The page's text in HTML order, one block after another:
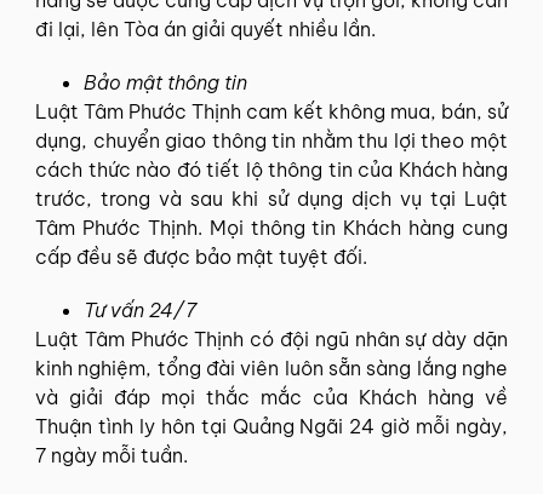
đi lại, lên Tòa án giải quyết nhiều lần.
Bảo mật thông tin
Luật Tâm Phước Thịnh cam kết không mua, bán, sử
dụng, chuyển giao thông tin nhằm thu lợi theo một
cách thức nào đó tiết lộ thông tin của Khách hàng
trước, trong và sau khi sử dụng dịch vụ tại Luật
Tâm Phước Thịnh. Mọi thông tin Khách hàng cung
cấp đều sẽ được bảo mật tuyệt đối.
Tư vấn 24/7
Luật Tâm Phước Thịnh có đội ngũ nhân sự dày dặn
kinh nghiệm, tổng đài viên luôn sẵn sàng lắng nghe
và giải đáp mọi thắc mắc của Khách hàng về
Thuận tình ly hôn tại Quảng Ngãi 24 giờ mỗi ngày,
7 ngày mỗi tuần.